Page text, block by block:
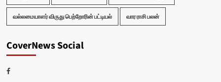
வல்லமையாளர் விருது பெற்றோரின் பட்டியல் வார ராசி பலன்
CoverNews Social
Facebook